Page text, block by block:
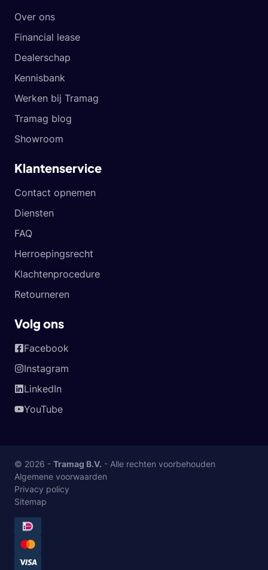
Over ons
Financial lease
Dealerschap
Kennisbank
Werken bij Tramag
Tramag blog
Showroom
Klantenservice
Contact opnemen
Diensten
FAQ
Herroepingsrecht
Klachtenprocedure
Retourneren
Volg ons
Facebook
Instagram
LinkedIn
YouTube
© 2026 - Tramag B.V. - Alle rechten voorbehouden
Algemene voorwaarden
Privacy policy
Sitemap